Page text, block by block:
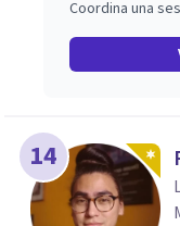
Coordina una
14